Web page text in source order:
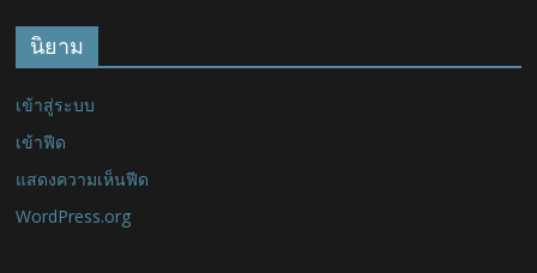
นิยาม
เข้าสู่ระบบ
เข้าฟีด
แสดงความเห็นฟีด
WordPress.org